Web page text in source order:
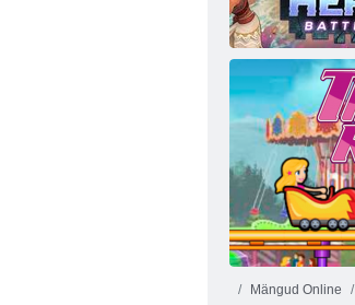
Disney
Mängud Online